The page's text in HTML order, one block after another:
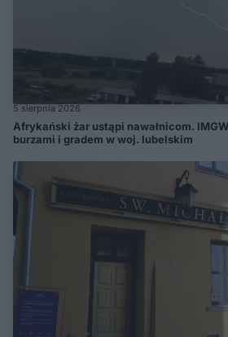
5 sierpnia 2026
Afrykański żar ustąpi nawałnicom.
burzami i gradem w woj. lubelskim